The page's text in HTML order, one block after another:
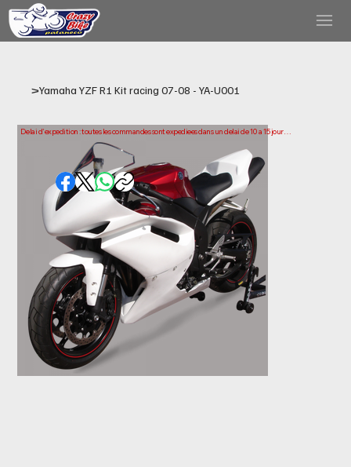
>Yamaha YZF R1 Kit racing 07-08 - YA-U001
Delai d'expedition : toutes les commandes sont expediees dans un delai de 10 a 15 jours
ouvrables a compter de la date d'achat. Veuillez noter qu'il s'agit du temps necessaire
pour preparer et expedier votre commande. Les delais de livraison peuvent varier selon